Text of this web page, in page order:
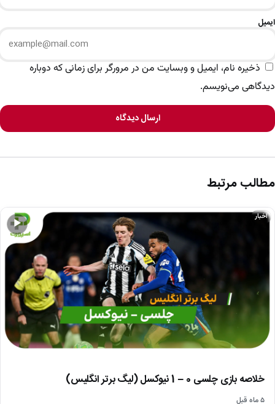
ایمیل
ذخیره نام، ایمیل و وبسایت من در مرورگر برای زمانی که دوباره
دیدگاهی می‌نویسم.
ارسال دیدگاه
مطالب مرتبط
▶
اخبار
خلاصه بازی چلسی 0 – 1 نیوکسل (لیگ برتر انگلیس)
۵ ماه قبل